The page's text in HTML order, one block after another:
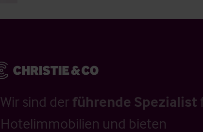
Wir sind der führende Spezialist
Hotelimmobilien und bieten